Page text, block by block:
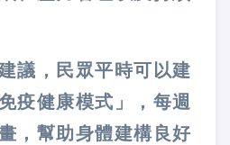
議，民眾平時可以建
疫健康模式 」， 每週
，幫助身體建構良好